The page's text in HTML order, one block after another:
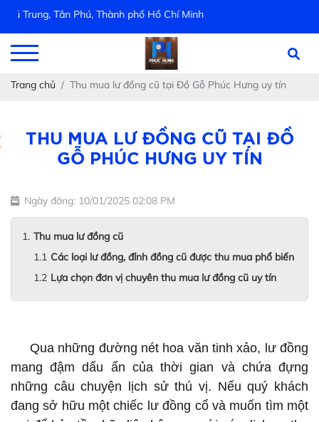
Tân Phú, Thành phố Hồ Chí Minh
Trang chủ Thu mua lư đồng cũ tại Đồ Gỗ Phúc Hưng uy tín
THU MUA LƯ ĐỒNG CŨ TẠI ĐỒ
GỖ PHÚC HƯNG UY TÍN
Ngày đăng: 10/01/2025 02:08 PM
Thu mua lư đồng cũ
Các loại lư đồng, đỉnh đồng cũ được thu mua phổ biến
Lựa chọn đơn vị chuyên thu mua lư đồng cũ uy tín
Qua những đường nét hoa văn tinh xảo, lư đồng
mang đậm dấu ấn của thời gian và chứa đựng
những câu chuyện lịch sử thú vị. Nếu quý khách
đang sở hữu một chiếc lư đồng cổ và muốn tìm một